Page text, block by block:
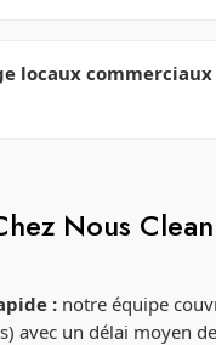
locaux commerciaux
Nous
:notre équipe
avec un délai moyen